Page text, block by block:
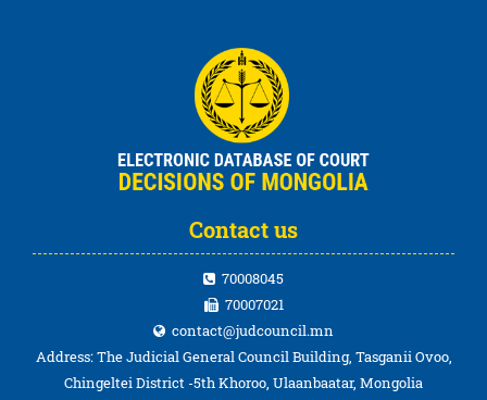
Contact us
70008045
70007021
contact@judcouncil.mn
Address: The Judicial General Council Building, Tasganii Ovoo,
Chingeltei District -5th Khoroo, Ulaanbaatar, Mongolia